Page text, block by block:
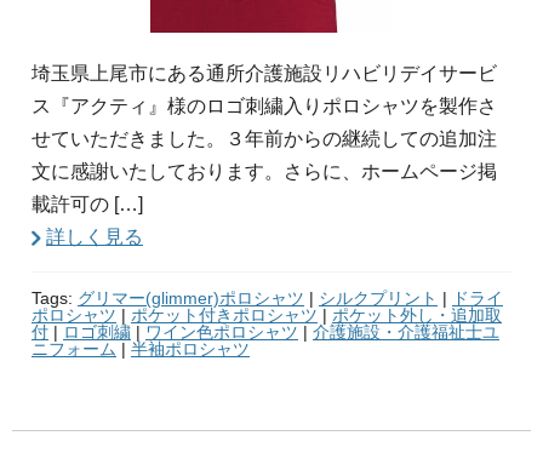
埼玉県上尾市にある通所介護施設リハビリデイサービ
ス『アクティ』様のロゴ刺繍入りポロシャツを製作さ
せていただきました。３年前からの継続しての追加注
文に感謝いたしております。さらに、ホームページ掲
載許可の […]
詳しく見る
Tags: グリマー(glimmer)ポロシャツ | シルクプリント |
ドライ
ポロシャツ | ポケット付きポロシャツ | ポケット外し・追加取
付 | ロゴ刺繍 | ワイン色ポロシャツ | 介護施設・介護福祉士ユ
ニフォーム | 半袖ポロシャツ